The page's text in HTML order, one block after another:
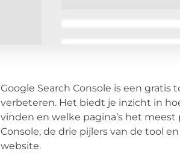
Google Search Console is een
verbeteren. Het biedt je inzicht in
vinden en welke pagina’s het
Console, de drie pijlers van de tool
website.